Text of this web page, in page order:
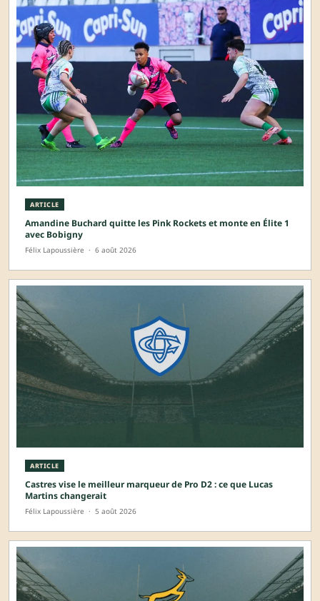
ARTICLE
Amandine Buchard quitte les Pink Rockets et monte en Élite 1
avec Bobigny
Félix Lapoussière · 6 août 2026
ARTICLE
Castres vise le meilleur marqueur de Pro D2 : ce que Lucas
Martins changerait
Félix Lapoussière · 5 août 2026